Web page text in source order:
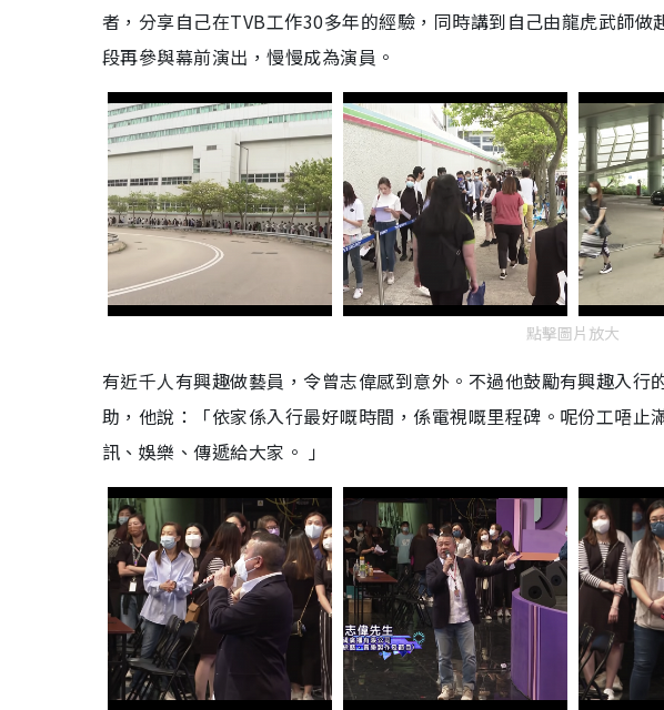
者，分享自己在TVB工作30多年的經驗，同時講到自己由龍虎武師
段再參與幕前演出，慢慢成為演員。
點擊圖片放大
有近千人有興趣做藝員，令曾志偉感到意外。不過他鼓勵有興趣入
助，他說：「依家係入行最好嘅時間，係電視嘅里程碑。呢份工唔止
訊、娛樂、傳遞給大家。 」